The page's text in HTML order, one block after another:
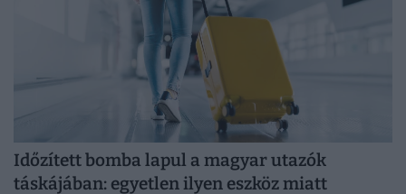
Időzített bomba lapul a magyar utazók
táskájában: egyetlen ilyen eszköz miatt